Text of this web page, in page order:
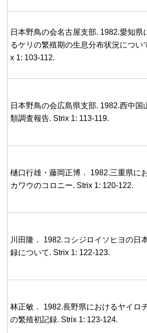
日本野鳥の会名古屋支部. 1982.愛知県
るケリの繁殖期の生息分布状況につい
x 1: 103-112.
日本野鳥の会広島県支部. 1982.西中国
類調査報告. Strix 1: 113-119.
樋口行雄・藤岡正博． 1982.三重県に
カワウのコロニー. Strix 1: 120-122.
川田隆． 1982.コシジロイソヒヨの日
録について. Strix 1: 122-123.
林正敏． 1982.長野県におけるヤイロ
の繁殖初記録. Strix 1: 123-124.